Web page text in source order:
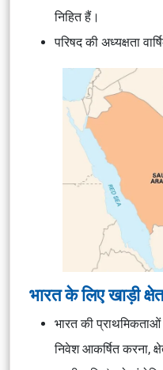
निहित हैं।
परिषद की अध्यक्षता
भारत के लिए खाड़ी
भारत की
निवेश आकर्षित करना,